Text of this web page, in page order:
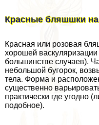
Красные бляшшки
Красная или розовая
хорошей васкуляризации
большинстве случаев).
небольшой бугорок,
тела. Форма и
существенно
пpaктически где угодно
подобное).